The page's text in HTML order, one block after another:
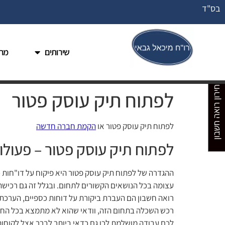
בס"ד
שירותים
לפתוח תיק עוסק פטור
לפתוח תיק עוסק פטור אוהקמת חברה חדשה
לפתוח תיק עוסק פטור –
ההגדרה של לפתוח תיק עוסק פטור היא פיקוח על
עצומה בכל הנושאים הקשורים לתחום. ובגלל זה גם
רואה חשבון הם העברת ביקורת על דוחות כספיים,
רכש השכלה בתחום הזה, וודאי שהוא לא מתמצא בכל
מחירון רואה חשבון